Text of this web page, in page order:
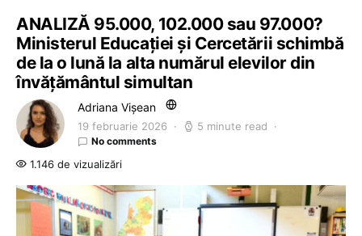
ANALIZĂ 95.000, 102.000 sau 97.000?
Ministerul Educației și Cercetării schimbă
de la o lună la alta numărul elevilor din
învățământul simultan
Adriana Vișean
19 februarie 2026 5 minute read
No comments
1.146 de vizualizări